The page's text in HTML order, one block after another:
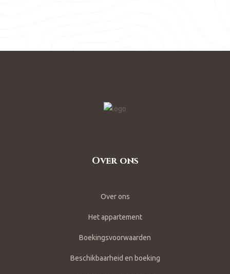
Over ons
Over ons
Het appartement
Boekingsvoorwaarden
Beschikbaarheid en boeking